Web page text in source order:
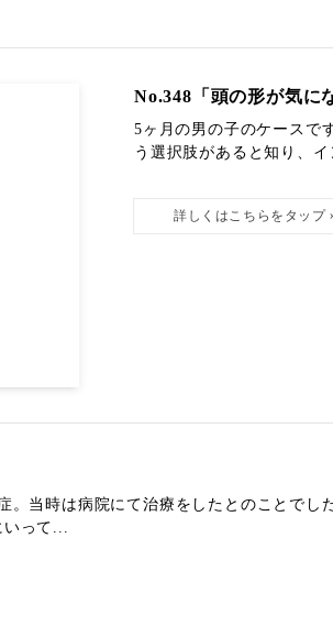
No.348「頭の形が気に
5ヶ月の男の子のケースで
う選択肢があると知り、
。当時は病院にて治療をしたとのことでし
って...